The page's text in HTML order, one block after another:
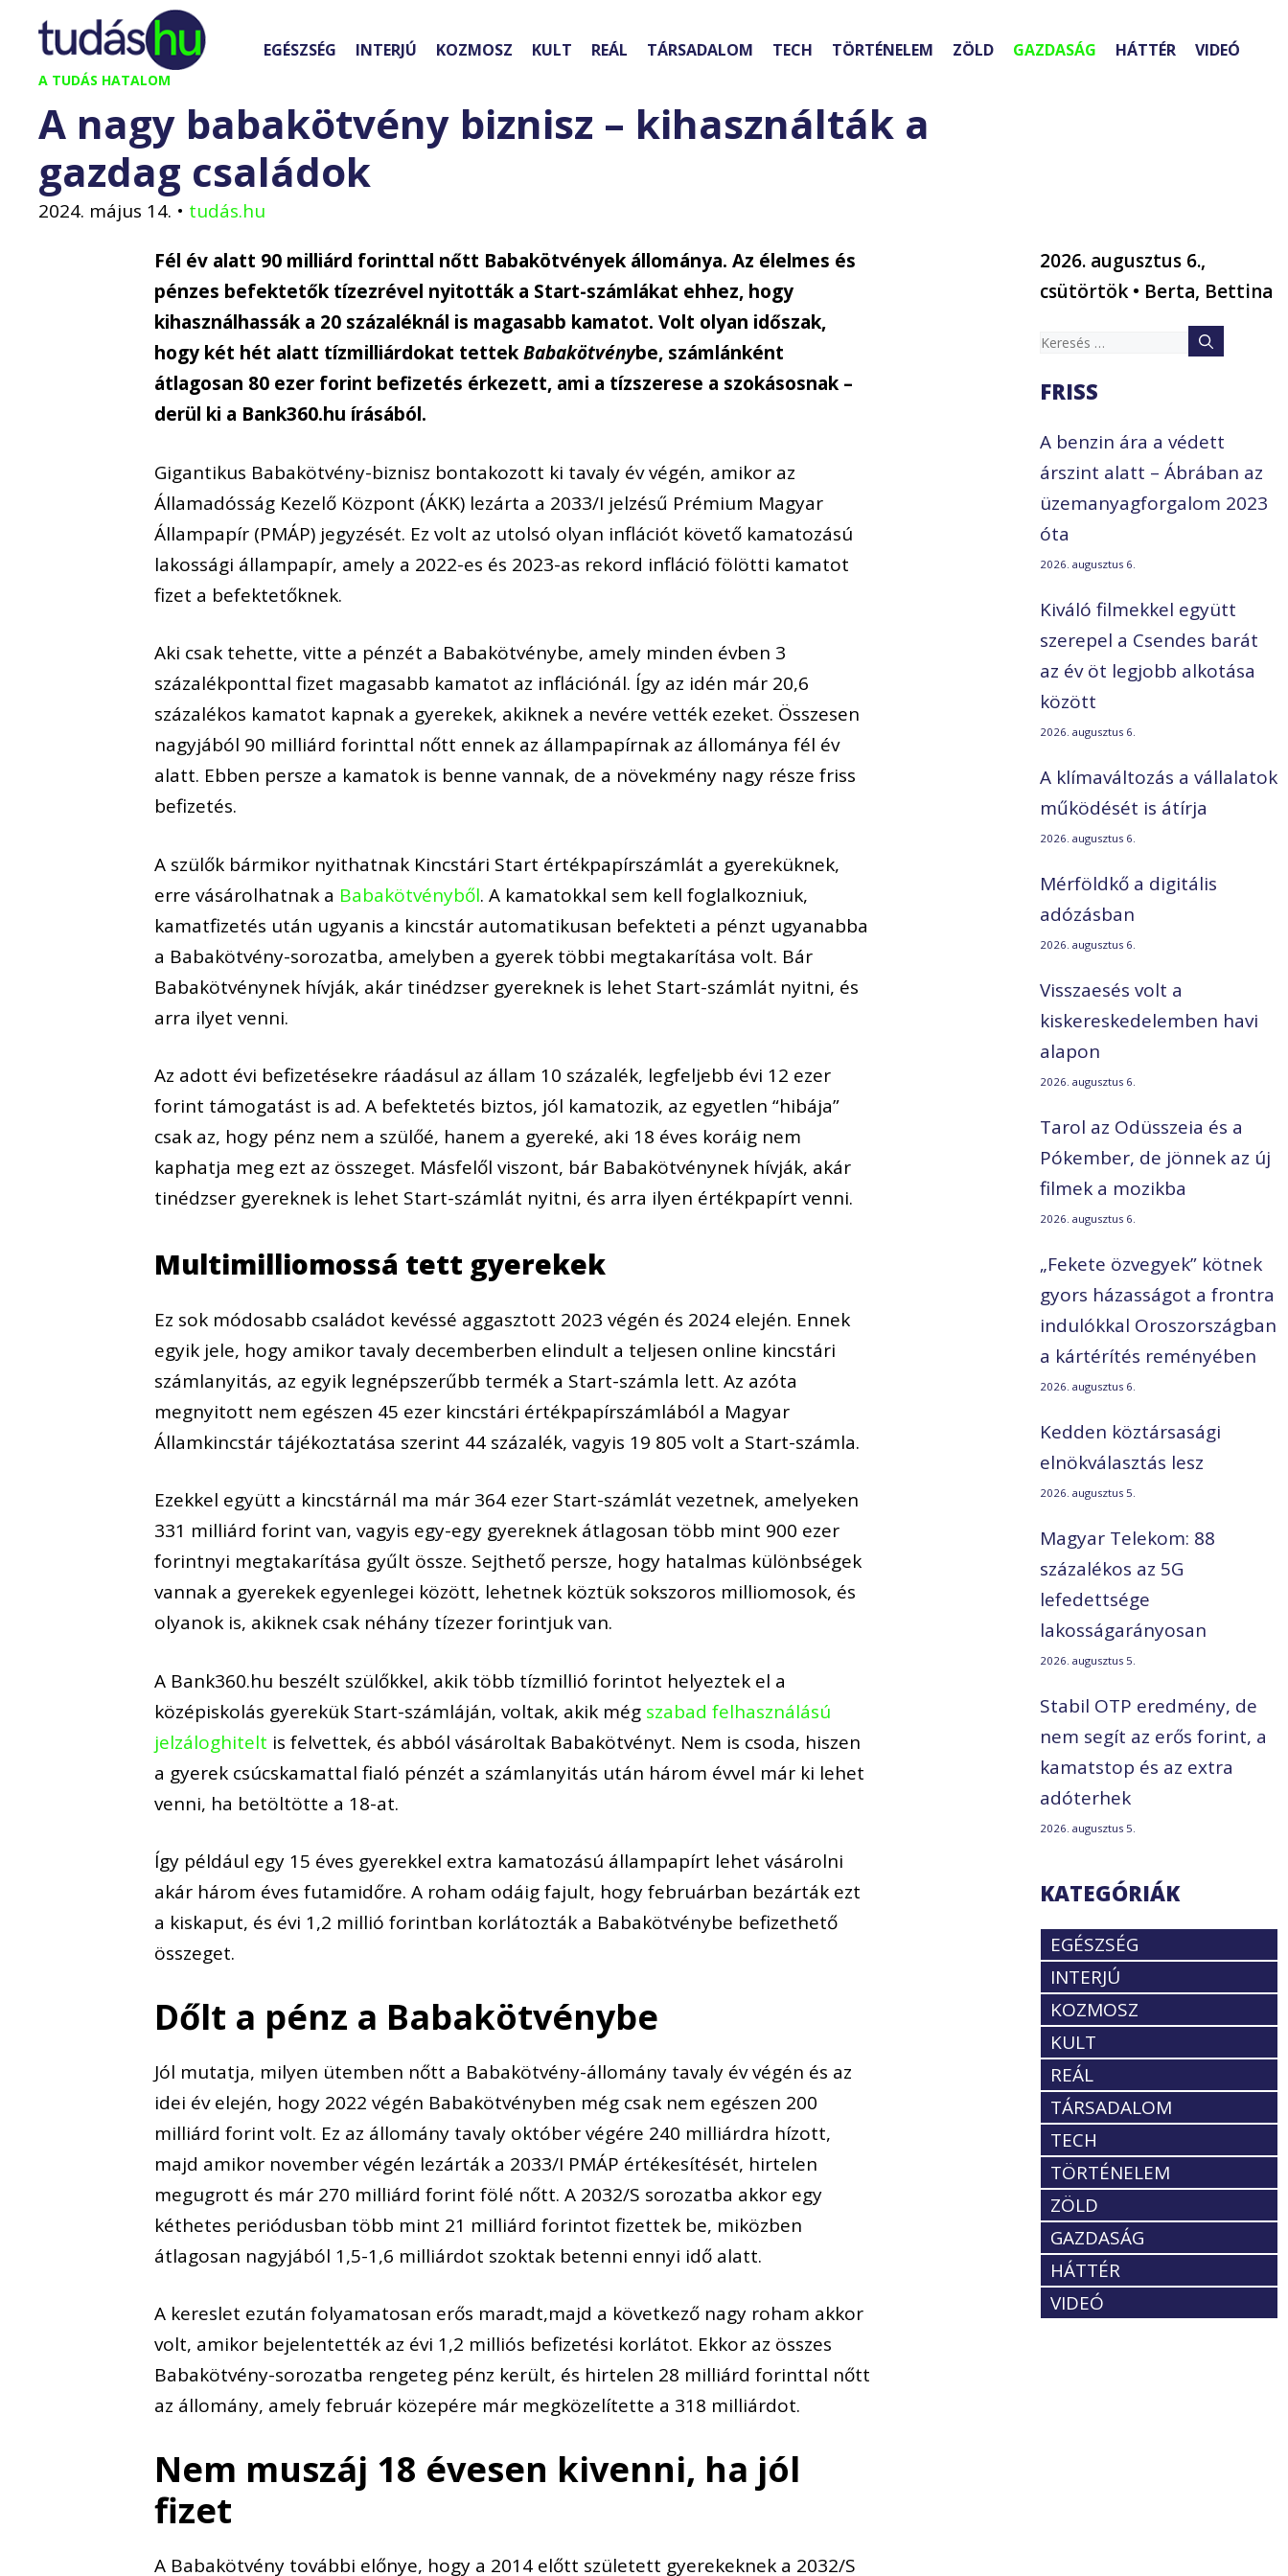
Kilépés
tartalomba
A TUDÁS HATALOM
EGÉSZSÉG INTERJÚ KOZMOSZ KULT REÁL TÁRSADALOM TECH TÖRTÉNELEM ZÖLD GAZDASÁG HÁTTÉR VIDEÓ
A nagy babakötvény biznisz – kihasználták a
gazdag családok
2024. május 14. • tudás.hu
Fél év alatt 90 milliárd forinttal nőtt Babakötvények állománya. Az élelmes és
pénzes befektetők tízezrével nyitották a Start-számlákat ehhez, hogy
kihasználhassák a 20 százaléknál is magasabb kamatot. Volt olyan időszak,
hogy két hét alatt tízmilliárdokat tettekBabakötvénybe, számlánként
átlagosan 80 ezer forint befizetés érkezett, ami a tízszerese a szokásosnak –
derül ki a Bank360.hu írásából.
Gigantikus Babakötvény-biznisz bontakozott ki tavaly év végén, amikor az
Államadósság Kezelő Központ (ÁKK) lezárta a 2033/I jelzésű Prémium Magyar
Állampapír (PMÁP) jegyzését. Ez volt az utolsó olyan inflációt követő kamatozású
lakossági állampapír, amely a 2022-es és 2023-as rekord infláció fölötti kamatot
fizet a befektetőknek.
Aki csak tehette, vitte a pénzét a Babakötvénybe, amely minden évben 3
százalékponttal fizet magasabb kamatot az inflációnál. Így az idén már 20,6
százalékos kamatot kapnak a gyerekek, akiknek a nevére vették ezeket. Összesen
nagyjából 90 milliárd forinttal nőtt ennek az állampapírnak az állománya fél év
alatt. Ebben persze a kamatok is benne vannak, de a növekmény nagy része friss
befizetés.
A szülők bármikor nyithatnak Kincstári Start értékpapírszámlát a gyereküknek,
erre vásárolhatnak a Babakötvényből. A kamatokkal sem kell foglalkozniuk,
kamatfizetés után ugyanis a kincstár automatikusan befekteti a pénzt ugyanabba
a Babakötvény-sorozatba, amelyben a gyerek többi megtakarítása volt. Bár
Babakötvénynek hívják, akár tinédzser gyereknek is lehet Start-számlát nyitni, és
arra ilyet venni.
Az adott évi befizetésekre ráadásul az állam 10 százalék, legfeljebb évi 12 ezer
forint támogatást is ad. A befektetés biztos, jól kamatozik, az egyetlen “hibája”
csak az, hogy pénz nem a szülőé, hanem a gyereké, aki 18 éves koráig nem
kaphatja meg ezt az összeget. Másfelől viszont, bár Babakötvénynek hívják, akár
tinédzser gyereknek is lehet Start-számlát nyitni, és arra ilyen értékpapírt venni.
Multimilliomossá tett gyerekek
Ez sok módosabb családot kevéssé aggasztott 2023 végén és 2024 elején. Ennek
egyik jele, hogy amikor tavaly decemberben elindult a teljesen online kincstári
számlanyitás, az egyik legnépszerűbb termék a Start-számla lett. Az azóta
megnyitott nem egészen 45 ezer kincstári értékpapírszámlából a Magyar
Államkincstár tájékoztatása szerint 44 százalék, vagyis 19 805 volt a Start-számla.
Ezekkel együtt a kincstárnál ma már 364 ezer Start-számlát vezetnek, amelyeken
331 milliárd forint van, vagyis egy-egy gyereknek átlagosan több mint 900 ezer
forintnyi megtakarítása gyűlt össze. Sejthető persze, hogy hatalmas különbségek
vannak a gyerekek egyenlegei között, lehetnek köztük sokszoros milliomosok, és
olyanok is, akiknek csak néhány tízezer forintjuk van.
A Bank360.hu beszélt szülőkkel, akik több tízmillió forintot helyeztek el a
középiskolás gyerekük Start-számláján, voltak, akik még szabad felhasználású
jelzáloghitelt is felvettek, és abból vásároltak Babakötvényt. Nem is csoda, hiszen
a gyerek csúcskamattal fialó pénzét a számlanyitás után három évvel már ki lehet
venni, ha betöltötte a 18-at.
Így például egy 15 éves gyerekkel extra kamatozású állampapírt lehet vásárolni
akár három éves futamidőre. A roham odáig fajult, hogy februárban bezárták ezt
a kiskaput, és évi 1,2 millió forintban korlátozták a Babakötvénybe befizethető
összeget.
Dőlt a pénz a Babakötvénybe
Jól mutatja, milyen ütemben nőtt a Babakötvény-állomány tavaly év végén és az
idei év elején, hogy 2022 végén Babakötvényben még csak nem egészen 200
milliárd forint volt. Ez az állomány tavaly október végére 240 milliárdra hízott,
majd amikor november végén lezárták a 2033/I PMÁP értékesítését, hirtelen
megugrott és már 270 milliárd forint fölé nőtt. A 2032/S sorozatba akkor egy
kéthetes periódusban több mint 21 milliárd forintot fizettek be, miközben
átlagosan nagyjából 1,5-1,6 milliárdot szoktak betenni ennyi idő alatt.
A kereslet ezután folyamatosan erős maradt,majd a következő nagy roham akkor
volt, amikor bejelentették az évi 1,2 milliós befizetési korlátot. Ekkor az összes
Babakötvény-sorozatba rengeteg pénz került, és hirtelen 28 milliárd forinttal nőtt
az állomány, amely február közepére már megközelítette a 318 milliárdot.
Nem muszáj 18 évesen kivenni, ha jól
fizet
A Babakötvény további előnye, hogy a 2014 előtt született gyerekeknek a 2032/S
2026. augusztus 6.,
csütörtök • Berta, Bettina
Keresés:
FRISS
A benzin ára a védett
árszint alatt – Ábrában az
üzemanyagforgalom 2023
óta
2026. augusztus 6.
Kiváló filmekkel együtt
szerepel a Csendes barát
az év öt legjobb alkotása
között
2026. augusztus 6.
A klímaváltozás a vállalatok
működését is átírja
2026. augusztus 6.
Mérföldkő a digitális
adózásban
2026. augusztus 6.
Visszaesés volt a
kiskereskedelemben havi
alapon
2026. augusztus 6.
Tarol az Odüsszeia és a
Pókember, de jönnek az új
filmek a mozikba
2026. augusztus 6.
„Fekete özvegyek” kötnek
gyors házasságot a frontra
indulókkal Oroszországban
a kártérítés reményében
2026. augusztus 6.
Kedden köztársasági
elnökválasztás lesz
2026. augusztus 5.
Magyar Telekom: 88
százalékos az 5G
lefedettsége
lakosságarányosan
2026. augusztus 5.
Stabil OTP eredmény, de
nem segít az erős forint, a
kamatstop és az extra
adóterhek
2026. augusztus 5.
KATEGÓRIÁK
EGÉSZSÉG
INTERJÚ
KOZMOSZ
KULT
REÁL
TÁRSADALOM
TECH
TÖRTÉNELEM
ZÖLD
GAZDASÁG
HÁTTÉR
VIDEÓ